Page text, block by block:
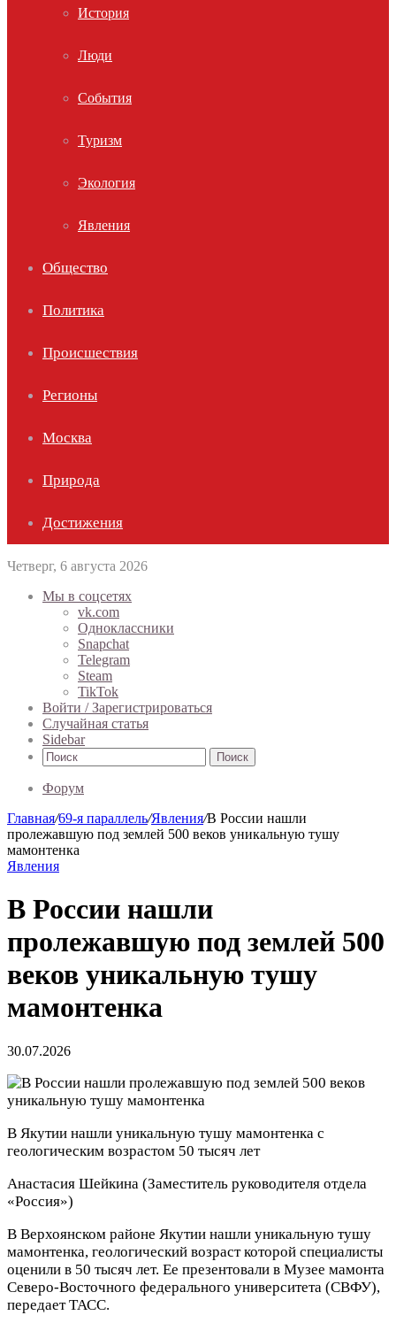
История
Люди
События
Туризм
Экология
Явления
Общество
Политика
Происшествия
Регионы
Москва
Природа
Достижения
Четверг, 6 августа 2026
Мы в соцсетях
vk.com
Одноклассники
Snapchat
Telegram
Steam
TikTok
Войти / Зарегистрироваться
Случайная статья
Sidebar
Поиск
Форум
Главная/69-я параллель/Явления/В России нашли
пролежавшую под землей 500 веков уникальную тушу
мамонтенка
Явления
В России нашли
пролежавшую под землей 500
веков уникальную тушу
мамонтенка
30.07.2026
В Якутии нашли уникальную тушу мамонтенка с
геологическим возрастом 50 тысяч лет
Анастасия Шейкина (Заместитель руководителя отдела
«Россия»)
В Верхоянском районе Якутии нашли уникальную тушу
мамонтенка, геологический возраст которой специалисты
оценили в 50 тысяч лет. Ее презентовали в Музее мамонта
Северо-Восточного федерального университета (СВФУ),
передает ТАСС.